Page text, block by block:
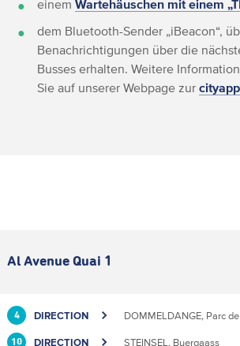
einemWartehäuschen mit einem
dem Bluetooth-Sender „iBeacon“,
Benachrichtigungen über die
Busses erhalten. Weitere
Sie auf unserer Webpage zurcityapp
Al Avenue Quai 1
4 DIRECTION DOMMELDANGE, Parc
10 DIRECTION STEINSEL, Buergaass